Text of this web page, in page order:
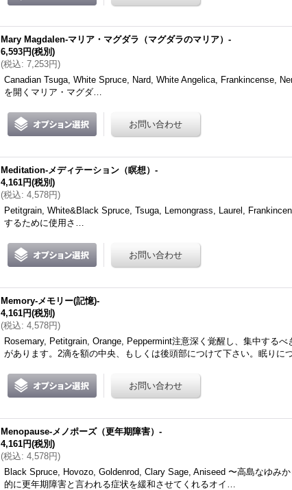
Mary Magdalen-マリア・マグダラ（マグダラのマリア）-
6,593円(税別)
(税込: 7,253円)
Canadian Tsuga, White Spruce, Nard, White Angelica, Frankincense,
を開くマリア・マグダ…
Meditation-メディテーション（瞑想）-
4,161円(税別)
(税込: 4,578円)
Petitgrain, White&Black Spruce, Tsuga, Lemongrass, Laurel,
するために使用さ…
Memory-メモリー(記憶)-
4,161円(税別)
(税込: 4,578円)
Rosemary, Petitgrain, Orange, Peppermint注意深く覚醒し、集中するべ
があります。2滴を額の中央、もしくは後頭部につけて下さい。眠りに
Menopause-メノポーズ（更年期障害）-
4,161円(税別)
(税込: 4,578円)
Black Spruce, Hovozo, Goldenrod, Clary Sage, Aniseed 〜高島なゆみ
的に更年期障害と言われる症状を緩和させてくれるオイ…